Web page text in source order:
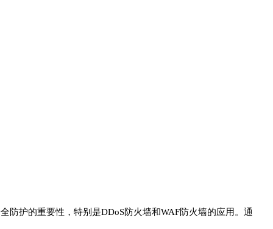
护的重要性，特别是DDoS防火墙和WAF防火墙的应用。通